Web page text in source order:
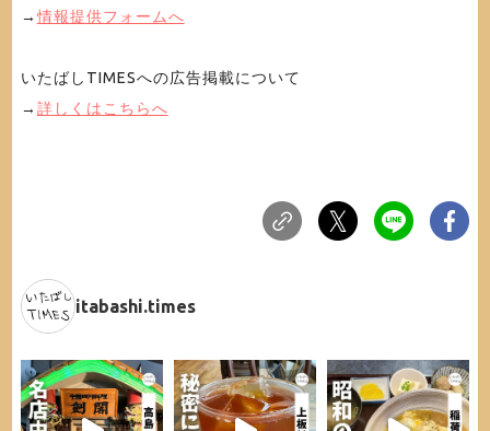
→情報提供フォームへ
いたばしTIMESへの広告掲載について
→ 詳しくはこちらへ
itabashi.times